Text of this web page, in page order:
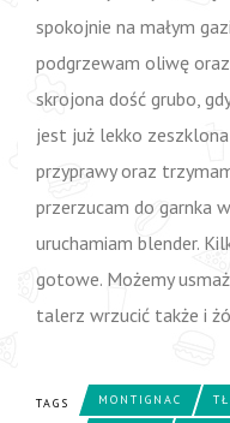
spokojnie na małym
podgrzewam oliwę
skrojona dość grubo,
jest już lekko
przyprawy oraz
przerzucam do garnka
uruchamiam blender.
gotowe. Możemy
talerz wrzucić także i
TAGS MONTIGNAC